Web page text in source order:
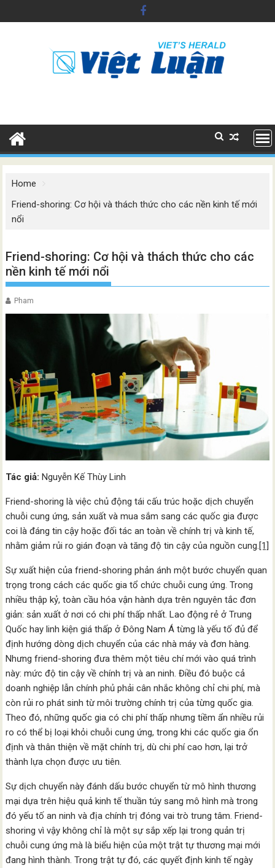
to
Home
Friend-shoring: Cơ hội và thách thức cho các nền kinh tế mới
nổi
Friend-shoring: Cơ hội và thách thức cho các
nền kinh tế mới nổi
Pham
Tác giả: Nguyễn Kế Thùy Linh
Friend-shoring là việc chủ động tái cấu trúc hoặc dịch chuyển
chuỗi cung ứng, sản xuất và mua sắm sang các quốc gia được
coi là đáng tin cậy hoặc đối tác an toàn về chính trị và kinh tế,
nhằm giảm rủi ro gián đoạn và tăng độ tin cậy của nguồn cung.[1]
Sự xuất hiện của friend-shoring phản ánh một bước chuyển quan
trọng trong cách các quốc gia tổ chức chuỗi cung ứng. Trong
nhiều thập kỷ, toàn cầu hóa vận hành dựa trên nguyên tắc đơn
giản: sản xuất ở nơi có chi phí thấp nhất. Lao động rẻ ở Trung
Quốc hay linh kiện giá thấp ở Đông Nam Á từng là yếu tố đủ để
định hướng dòng dịch chuyển của các nhà máy và đơn hàng.
Nhưng friend-shoring đưa thêm một tiêu chí mới vào quá trình
này: mức độ tin cậy về chính trị và an ninh. Điều đó buộc cả
doanh nghiệp lẫn chính phủ phải cân nhắc không chỉ chi phí, mà
còn rủi ro phát sinh từ môi trường chính trị của từng quốc gia.
Theo đó, những quốc gia có chi phí thấp nhưng tiềm ẩn nhiều rủi
ro có thể bị loại khỏi chuỗi cung ứng, trong khi các quốc gia ổn
định và thân thiện về mặt chính trị, dù chi phí cao hơn, lại trở
thành lựa chọn được ưu tiên.
Sự dịch chuyển này đánh dấu bước chuyển từ mô hình thương
mại dựa trên hiệu quả kinh tế thuần túy sang mô hình mà trong
đó yếu tố an ninh và địa chính trị đóng vai trò trung tâm. Friend-
shoring vì vậy không chỉ là một sự sắp xếp lại trong quản trị
chuỗi cung ứng mà là biểu hiện của một trật tự thương mại mới
đang hình thành. Trong trật tự đó, các quyết định kinh tế ngày